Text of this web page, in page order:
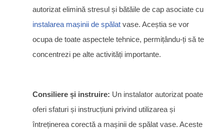
autorizat elimină stresul și bătăile de cap asociate cu
instalarea mașinii de spălat vase. Aceștia se vor
ocupa de toate aspectele tehnice, permițându-ți să te
concentrezi pe alte activități importante.
Consiliere și instruire: Un instalator autorizat poate
oferi sfaturi și instrucțiuni privind utilizarea și
întreținerea corectă a mașinii de spălat vase. Aceste